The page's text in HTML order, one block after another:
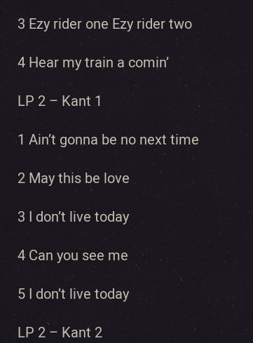
3 Ezy rider one Ezy rider two
4 Hear my train a comin’
LP 2 – Kant 1
1 Ain’t gonna be no next time
2 May this be love
3 I don’t live today
4 Can you see me
5 I don’t live today
LP 2 – Kant 2